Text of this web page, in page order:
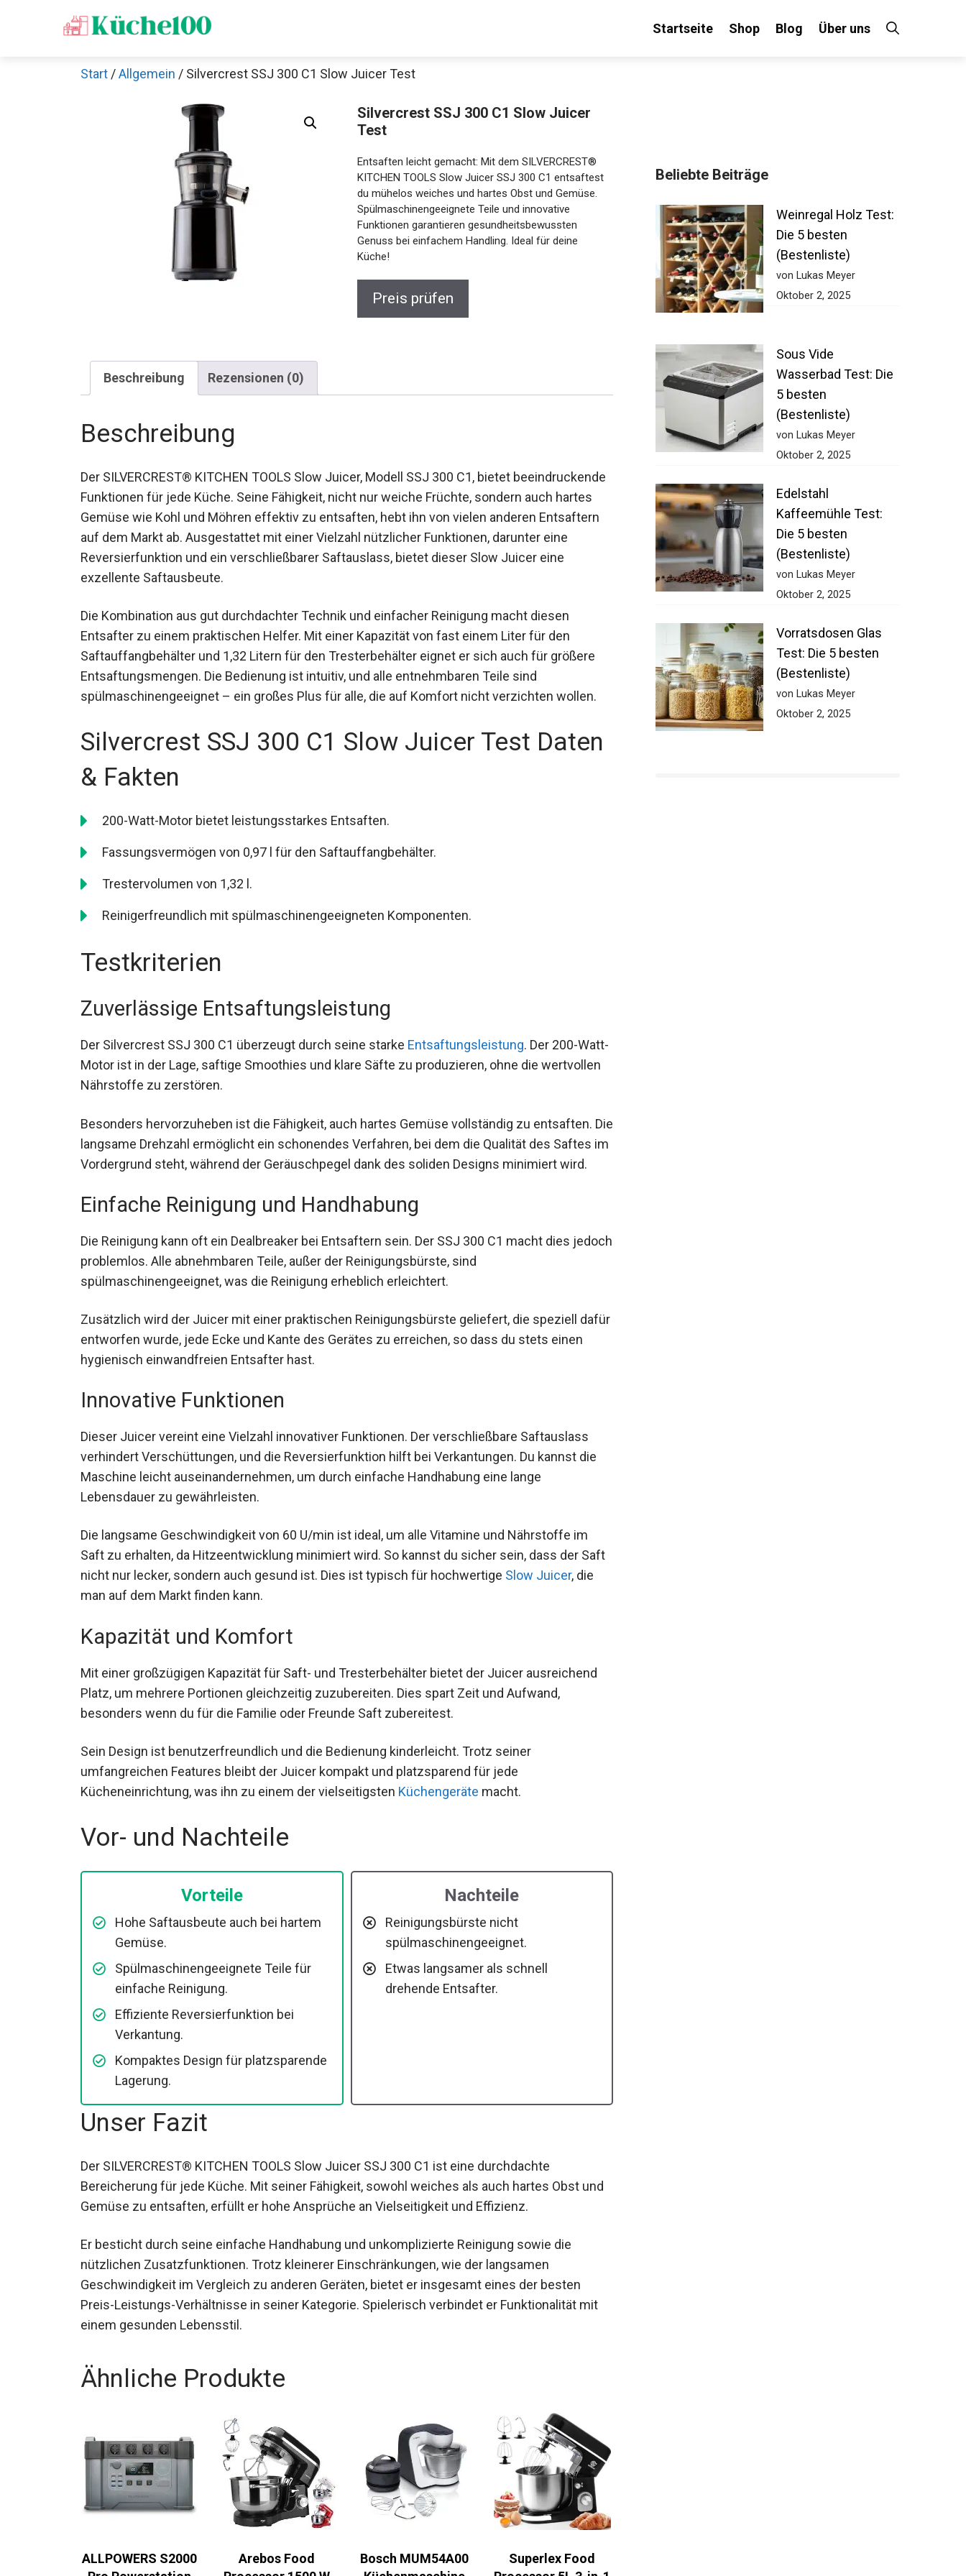
Startseite Shop Blog Über uns
Start /Allgemein / Silvercrest SSJ 300 C1 Slow Juicer Test
Silvercrest SSJ 300 C1 Slow Juicer
Test
Entsaften leicht gemacht: Mit dem SILVERCREST®
KITCHEN TOOLS Slow Juicer SSJ 300 C1 entsaftest
du mühelos weiches und hartes Obst und Gemüse.
Spülmaschinengeeignete Teile und innovative
Funktionen garantieren gesundheitsbewussten
Genuss bei einfachem Handling. Ideal für deine
Küche!
Preis prüfen
Beschreibung Rezensionen (0)
Beschreibung
Der SILVERCREST® KITCHEN TOOLS Slow Juicer, Modell SSJ 300 C1, bietet beeindruckende
Funktionen für jede Küche. Seine Fähigkeit, nicht nur weiche Früchte, sondern auch hartes
Gemüse wie Kohl und Möhren effektiv zu entsaften, hebt ihn von vielen anderen Entsaftern
auf dem Markt ab. Ausgestattet mit einer Vielzahl nützlicher Funktionen, darunter eine
Reversierfunktion und ein verschließbarer Saftauslass, bietet dieser Slow Juicer eine
exzellente Saftausbeute.
Die Kombination aus gut durchdachter Technik und einfacher Reinigung macht diesen
Entsafter zu einem praktischen Helfer. Mit einer Kapazität von fast einem Liter für den
Saftauffangbehälter und 1,32 Litern für den Tresterbehälter eignet er sich auch für größere
Entsaftungsmengen. Die Bedienung ist intuitiv, und alle entnehmbaren Teile sind
spülmaschinengeeignet – ein großes Plus für alle, die auf Komfort nicht verzichten wollen.
Silvercrest SSJ 300 C1 Slow Juicer Test Daten
& Fakten
200-Watt-Motor bietet leistungsstarkes Entsaften.
Fassungsvermögen von 0,97 l für den Saftauffangbehälter.
Trestervolumen von 1,32 l.
Reinigerfreundlich mit spülmaschinengeeigneten Komponenten.
Testkriterien
Zuverlässige Entsaftungsleistung
Der Silvercrest SSJ 300 C1 überzeugt durch seine starke Entsaftungsleistung. Der 200-Watt-
Motor ist in der Lage, saftige Smoothies und klare Säfte zu produzieren, ohne die wertvollen
Nährstoffe zu zerstören.
Besonders hervorzuheben ist die Fähigkeit, auch hartes Gemüse vollständig zu entsaften. Die
langsame Drehzahl ermöglicht ein schonendes Verfahren, bei dem die Qualität des Saftes im
Vordergrund steht, während der Geräuschpegel dank des soliden Designs minimiert wird.
Einfache Reinigung und Handhabung
Die Reinigung kann oft ein Dealbreaker bei Entsaftern sein. Der SSJ 300 C1 macht dies jedoch
problemlos. Alle abnehmbaren Teile, außer der Reinigungsbürste, sind
spülmaschinengeeignet, was die Reinigung erheblich erleichtert.
Zusätzlich wird der Juicer mit einer praktischen Reinigungsbürste geliefert, die speziell dafür
entworfen wurde, jede Ecke und Kante des Gerätes zu erreichen, so dass du stets einen
hygienisch einwandfreien Entsafter hast.
Innovative Funktionen
Dieser Juicer vereint eine Vielzahl innovativer Funktionen. Der verschließbare Saftauslass
verhindert Verschüttungen, und die Reversierfunktion hilft bei Verkantungen. Du kannst die
Maschine leicht auseinandernehmen, um durch einfache Handhabung eine lange
Lebensdauer zu gewährleisten.
Die langsame Geschwindigkeit von 60 U/min ist ideal, um alle Vitamine und Nährstoffe im
Saft zu erhalten, da Hitzeentwicklung minimiert wird. So kannst du sicher sein, dass der Saft
nicht nur lecker, sondern auch gesund ist. Dies ist typisch für hochwertige Slow Juicer, die
man auf dem Markt finden kann.
Kapazität und Komfort
Mit einer großzügigen Kapazität für Saft- und Tresterbehälter bietet der Juicer ausreichend
Platz, um mehrere Portionen gleichzeitig zuzubereiten. Dies spart Zeit und Aufwand,
besonders wenn du für die Familie oder Freunde Saft zubereitest.
Sein Design ist benutzerfreundlich und die Bedienung kinderleicht. Trotz seiner
umfangreichen Features bleibt der Juicer kompakt und platzsparend für jede
Kücheneinrichtung, was ihn zu einem der vielseitigsten Küchengeräte macht.
Vor- und Nachteile
Vorteile
Hohe Saftausbeute auch bei hartem
Gemüse.
Spülmaschinengeeignete Teile für
einfache Reinigung.
Effiziente Reversierfunktion bei
Verkantung.
Kompaktes Design für platzsparende
Lagerung.
Nachteile
Reinigungsbürste nicht
spülmaschinengeeignet.
Etwas langsamer als schnell
drehende Entsafter.
Unser Fazit
Der SILVERCREST® KITCHEN TOOLS Slow Juicer SSJ 300 C1 ist eine durchdachte
Bereicherung für jede Küche. Mit seiner Fähigkeit, sowohl weiches als auch hartes Obst und
Gemüse zu entsaften, erfüllt er hohe Ansprüche an Vielseitigkeit und Effizienz.
Er besticht durch seine einfache Handhabung und unkomplizierte Reinigung sowie die
nützlichen Zusatzfunktionen. Trotz kleinerer Einschränkungen, wie der langsamen
Geschwindigkeit im Vergleich zu anderen Geräten, bietet er insgesamt eines der besten
Preis-Leistungs-Verhältnisse in seiner Kategorie. Spielerisch verbindet er Funktionalität mit
einem gesunden Lebensstil.
Ähnliche Produkte
ALLPOWERS S2000
Arebos Food
Bosch MUM54A00
Superlex Food
Beliebte Beiträge
Weinregal Holz Test:
Die 5 besten
(Bestenliste)
von Lukas Meyer
Oktober 2, 2025
Sous Vide
Wasserbad Test: Die
5 besten
(Bestenliste)
von Lukas Meyer
Oktober 2, 2025
Edelstahl
Kaffeemühle Test:
Die 5 besten
(Bestenliste)
von Lukas Meyer
Oktober 2, 2025
Vorratsdosen Glas
Test: Die 5 besten
(Bestenliste)
von Lukas Meyer
Oktober 2, 2025